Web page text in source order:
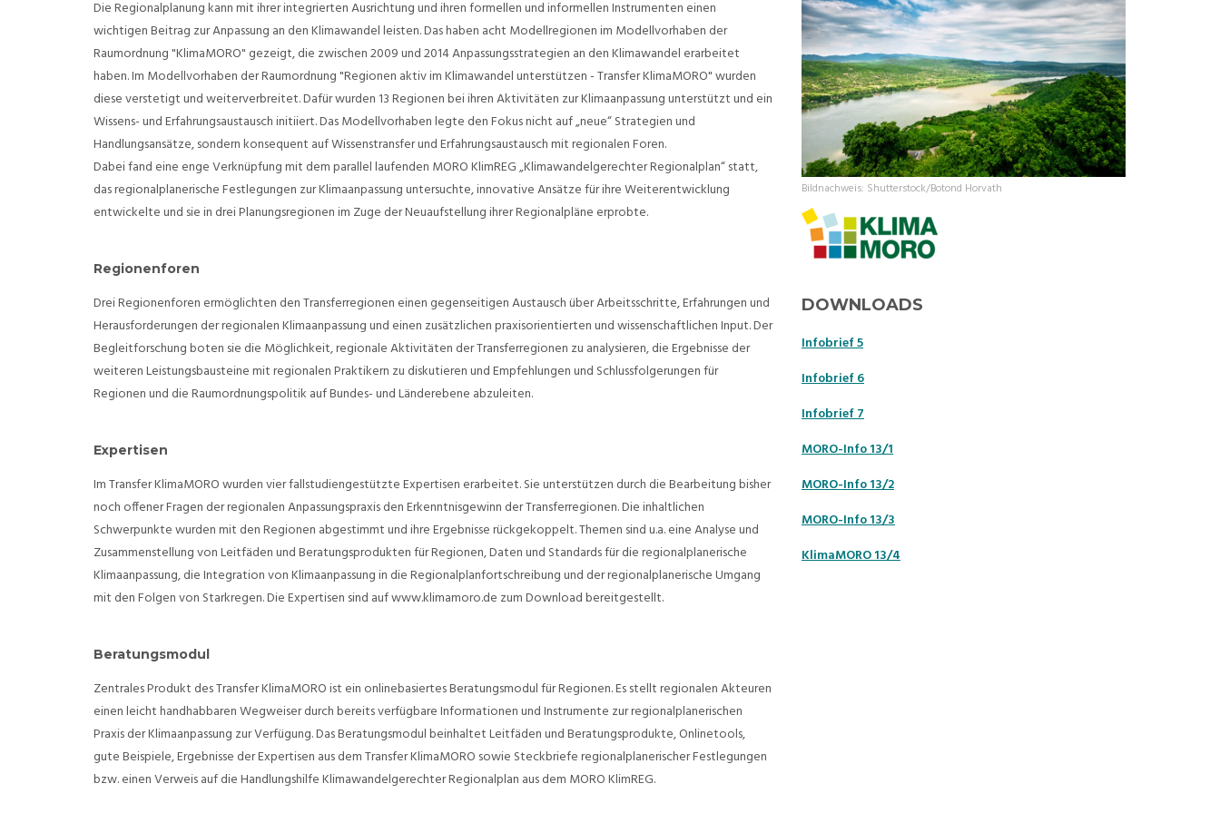
Die Regionalplanung kann mit ihrer integrierten Ausrichtung und ihren formellen und informellen Instrumenten einen
wichtigen Beitrag zur Anpassung an den Klimawandel leisten. Das haben acht Modellregionen im Modellvorhaben der
Raumordnung "KlimaMORO" gezeigt, die zwischen 2009 und 2014 Anpassungsstrategien an den Klimawandel erarbeitet
haben. Im Modellvorhaben der Raumordnung "Regionen aktiv im Klimawandel unterstützen - Transfer KlimaMORO" wurden
diese verstetigt und weiterverbreitet. Dafür wurden 13 Regionen bei ihren Aktivitäten zur Klimaanpassung unterstützt und ein
Wissens- und Erfahrungsaustausch initiiert. Das Modellvorhaben legte den Fokus nicht auf „neue“ Strategien und
Handlungsansätze, sondern konsequent auf Wissenstransfer und Erfahrungsaustausch mit regionalen Foren.
Dabei fand eine enge Verknüpfung mit dem parallel laufenden MORO KlimREG „Klimawandelgerechter Regionalplan“ statt,
das regionalplanerische Festlegungen zur Klimaanpassung untersuchte, innovative Ansätze für ihre Weiterentwicklung
entwickelte und sie in drei Planungsregionen im Zuge der Neuaufstellung ihrer Regionalpläne erprobte.
Regionenforen
Drei Regionenforen ermöglichten den Transferregionen einen gegenseitigen Austausch über Arbeitsschritte, Erfahrungen und
Herausforderungen der regionalen Klimaanpassung und einen zusätzlichen praxisorientierten und wissenschaftlichen Input. Der
Begleitforschung boten sie die Möglichkeit, regionale Aktivitäten der Transferregionen zu analysieren, die Ergebnisse der
weiteren Leistungsbausteine mit regionalen Praktikern zu diskutieren und Empfehlungen und Schlussfolgerungen für
Regionen und die Raumordnungspolitik auf Bundes- und Länderebene abzuleiten.
Expertisen
Im Transfer KlimaMORO wurden vier fallstudiengestützte Expertisen erarbeitet. Sie unterstützen durch die Bearbeitung bisher
noch offener Fragen der regionalen Anpassungspraxis den Erkenntnisgewinn der Transferregionen. Die inhaltlichen
Schwerpunkte wurden mit den Regionen abgestimmt und ihre Ergebnisse rückgekoppelt. Themen sind u.a. eine Analyse und
Zusammenstellung von Leitfäden und Beratungsprodukten für Regionen, Daten und Standards für die regionalplanerische
Klimaanpassung, die Integration von Klimaanpassung in die Regionalplanfortschreibung und der regionalplanerische Umgang
mit den Folgen von Starkregen. Die Expertisen sind auf www.klimamoro.de zum Download bereitgestellt.
Beratungsmodul
Zentrales Produkt des Transfer KlimaMORO ist ein onlinebasiertes Beratungsmodul für Regionen. Es stellt regionalen Akteuren
einen leicht handhabbaren Wegweiser durch bereits verfügbare Informationen und Instrumente zur regionalplanerischen
Praxis der Klimaanpassung zur Verfügung. Das Beratungsmodul beinhaltet Leitfäden und Beratungsprodukte, Onlinetools,
gute Beispiele, Ergebnisse der Expertisen aus dem Transfer KlimaMORO sowie Steckbriefe regionalplanerischer Festlegungen
bzw. einen Verweis auf die Handlungshilfe Klimawandelgerechter Regionalplan aus dem MORO KlimREG.
Bildnachweis: Shutterstock/Botond Horvath
DOWNLOADS
Infobrief 5
Infobrief 6
Infobrief 7
MORO-Info 13/1
MORO-Info 13/2
MORO-Info 13/3
KlimaMORO 13/4